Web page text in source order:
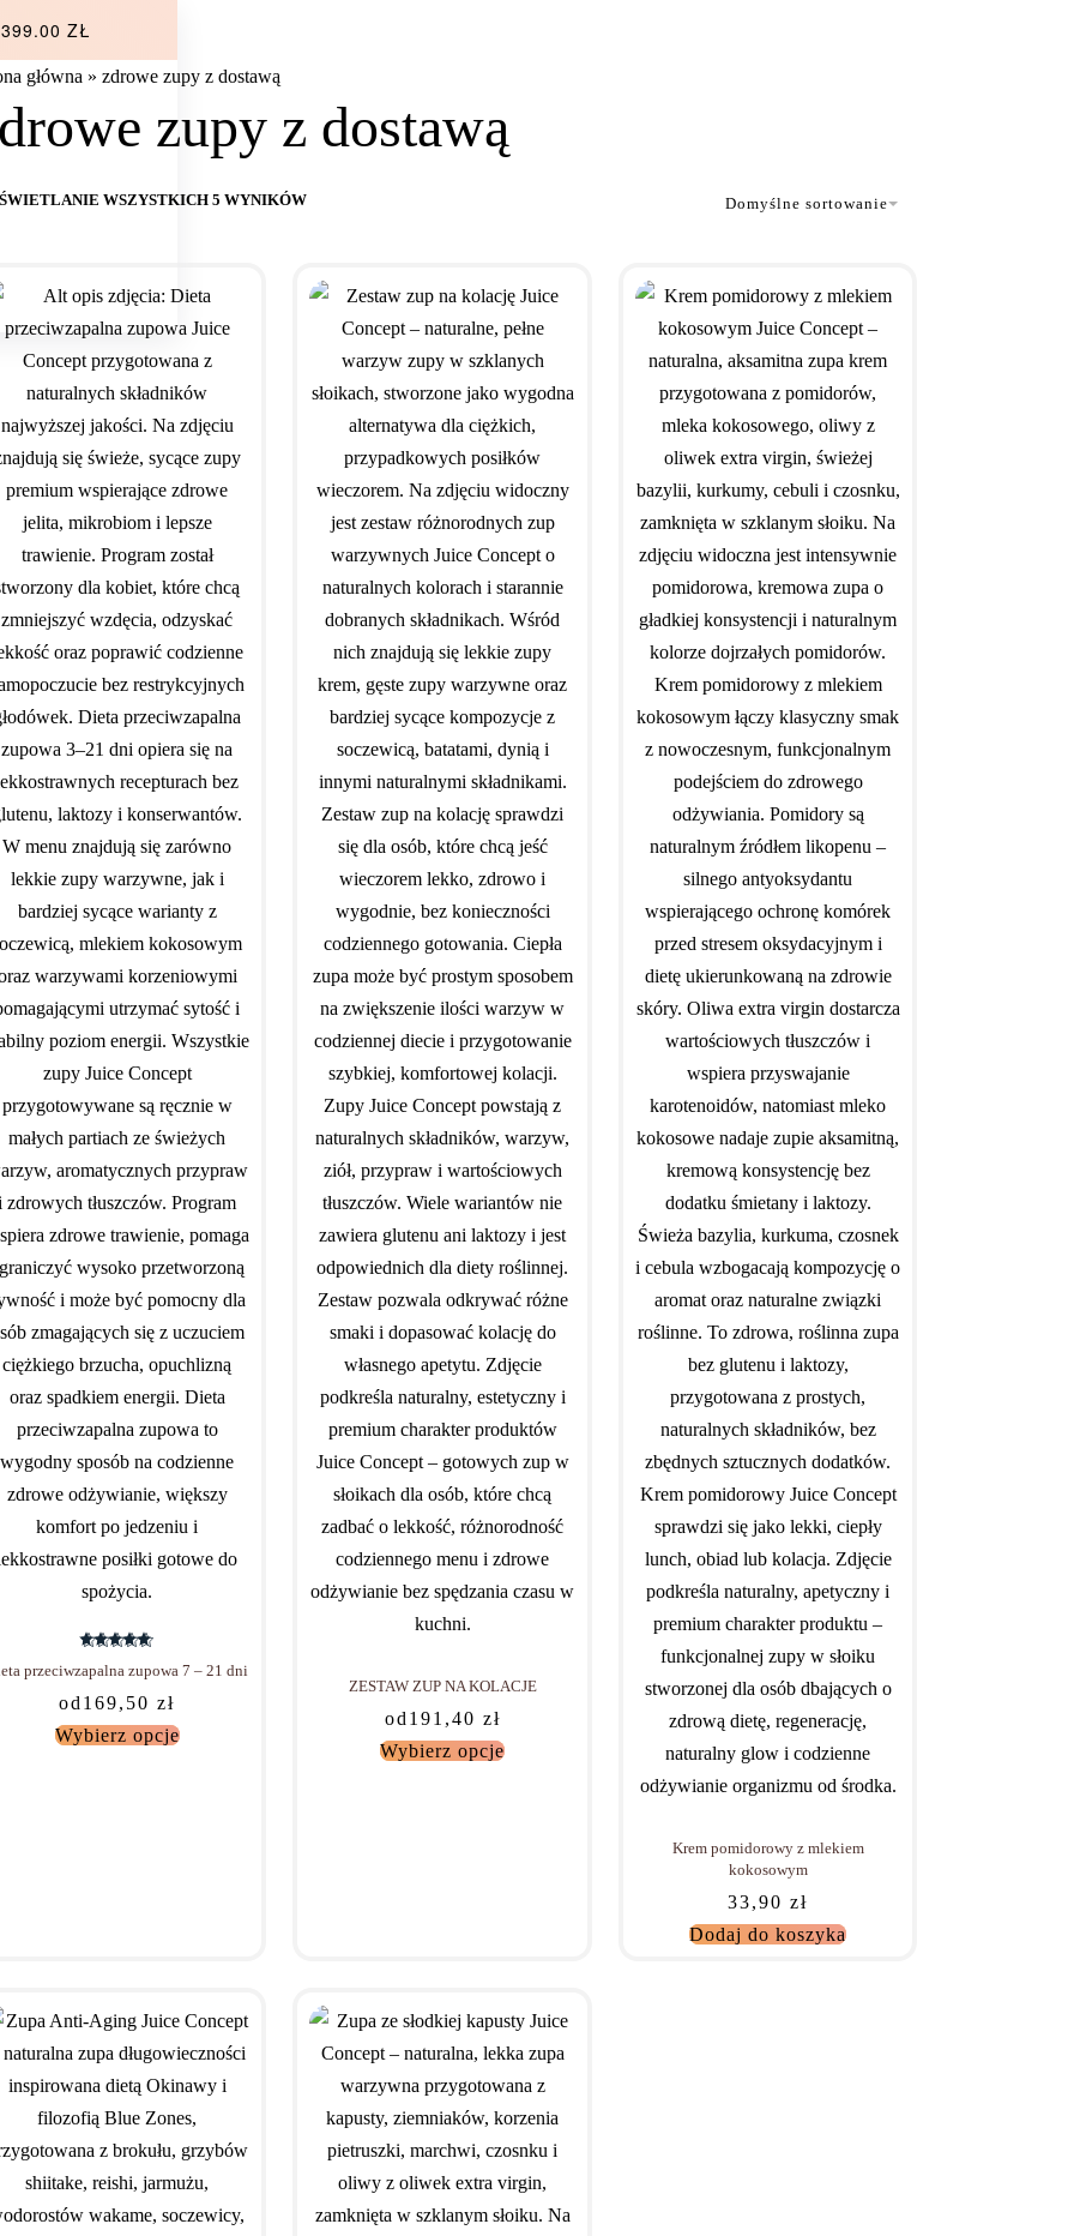
ZŁ
główna » zdrowe zupy z dostawą
zupy z dostawą
WSZYSTKICH 5 WYNIKÓW Domyślne sortowanie
przeciwzapalna zupowa 7 – 21 dni
od 169,50zł
Wybierz opcje
ZESTAW ZUP NA KOLACJE
od 191,40 zł
Wybierz opcje
Krem pomidorowy z mlekiem
kokosowym
33,90zł
Dodaj do koszyka